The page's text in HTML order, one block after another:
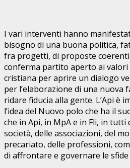
I vari interventi hanno
bisogno di una buona politica,
fra progetti, di proposte coerenti
conferma partito aperto ai valori
cristiana per aprire un dialogo
per l’elaborazione di una nuova
ridare fiducia alla gente. L’Api è
l’idea del Nuovo polo che ha il
che in Api, in MpA e in Fli, in tutti
società, delle associazioni, del
precariato, delle professioni,
di affrontare e governare le